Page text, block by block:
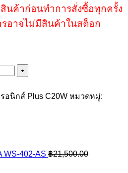
นค้าก่อนทำการสั่งซื้อทุกครั้ง
รอาจไม่มีสินค้าในสต็อก
อนิกส์ Plus C20W หมวดหมู่:
WS-402-AS ฿21,500.00